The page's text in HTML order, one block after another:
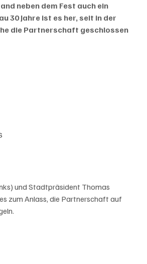
neben dem Fest auch ein
30 Jahre ist es her, seit in der
die Partnerschaft geschlossen
und Stadtpräsident Thomas
zum Anlass, die Partnerschaft auf